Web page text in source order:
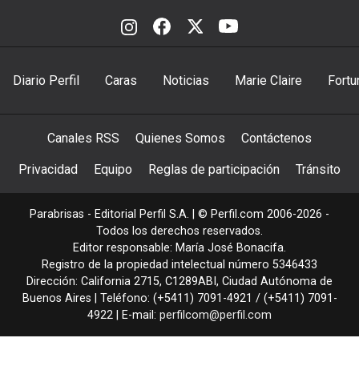
Diario Perfil Caras Noticias Marie Claire
Canales RSS Quienes Somos Contáctenos
Privacidad Equipo Reglas de participación Tránsito
Parabrisas - Editorial Perfil S.A. | © Perfil.com 2006-2026 -
Todos los derechos reservados.
Editor responsable: María José Bonacifa.
Registro de la propiedad intelectual número 5346433
Dirección: California 2715, C1289ABI , Ciudad Autónoma de
Buenos Aires | Teléfono: (+5411) 7091-4921 / (+5411) 7091-
4922 | E-mail: perfilcom@perfil.com